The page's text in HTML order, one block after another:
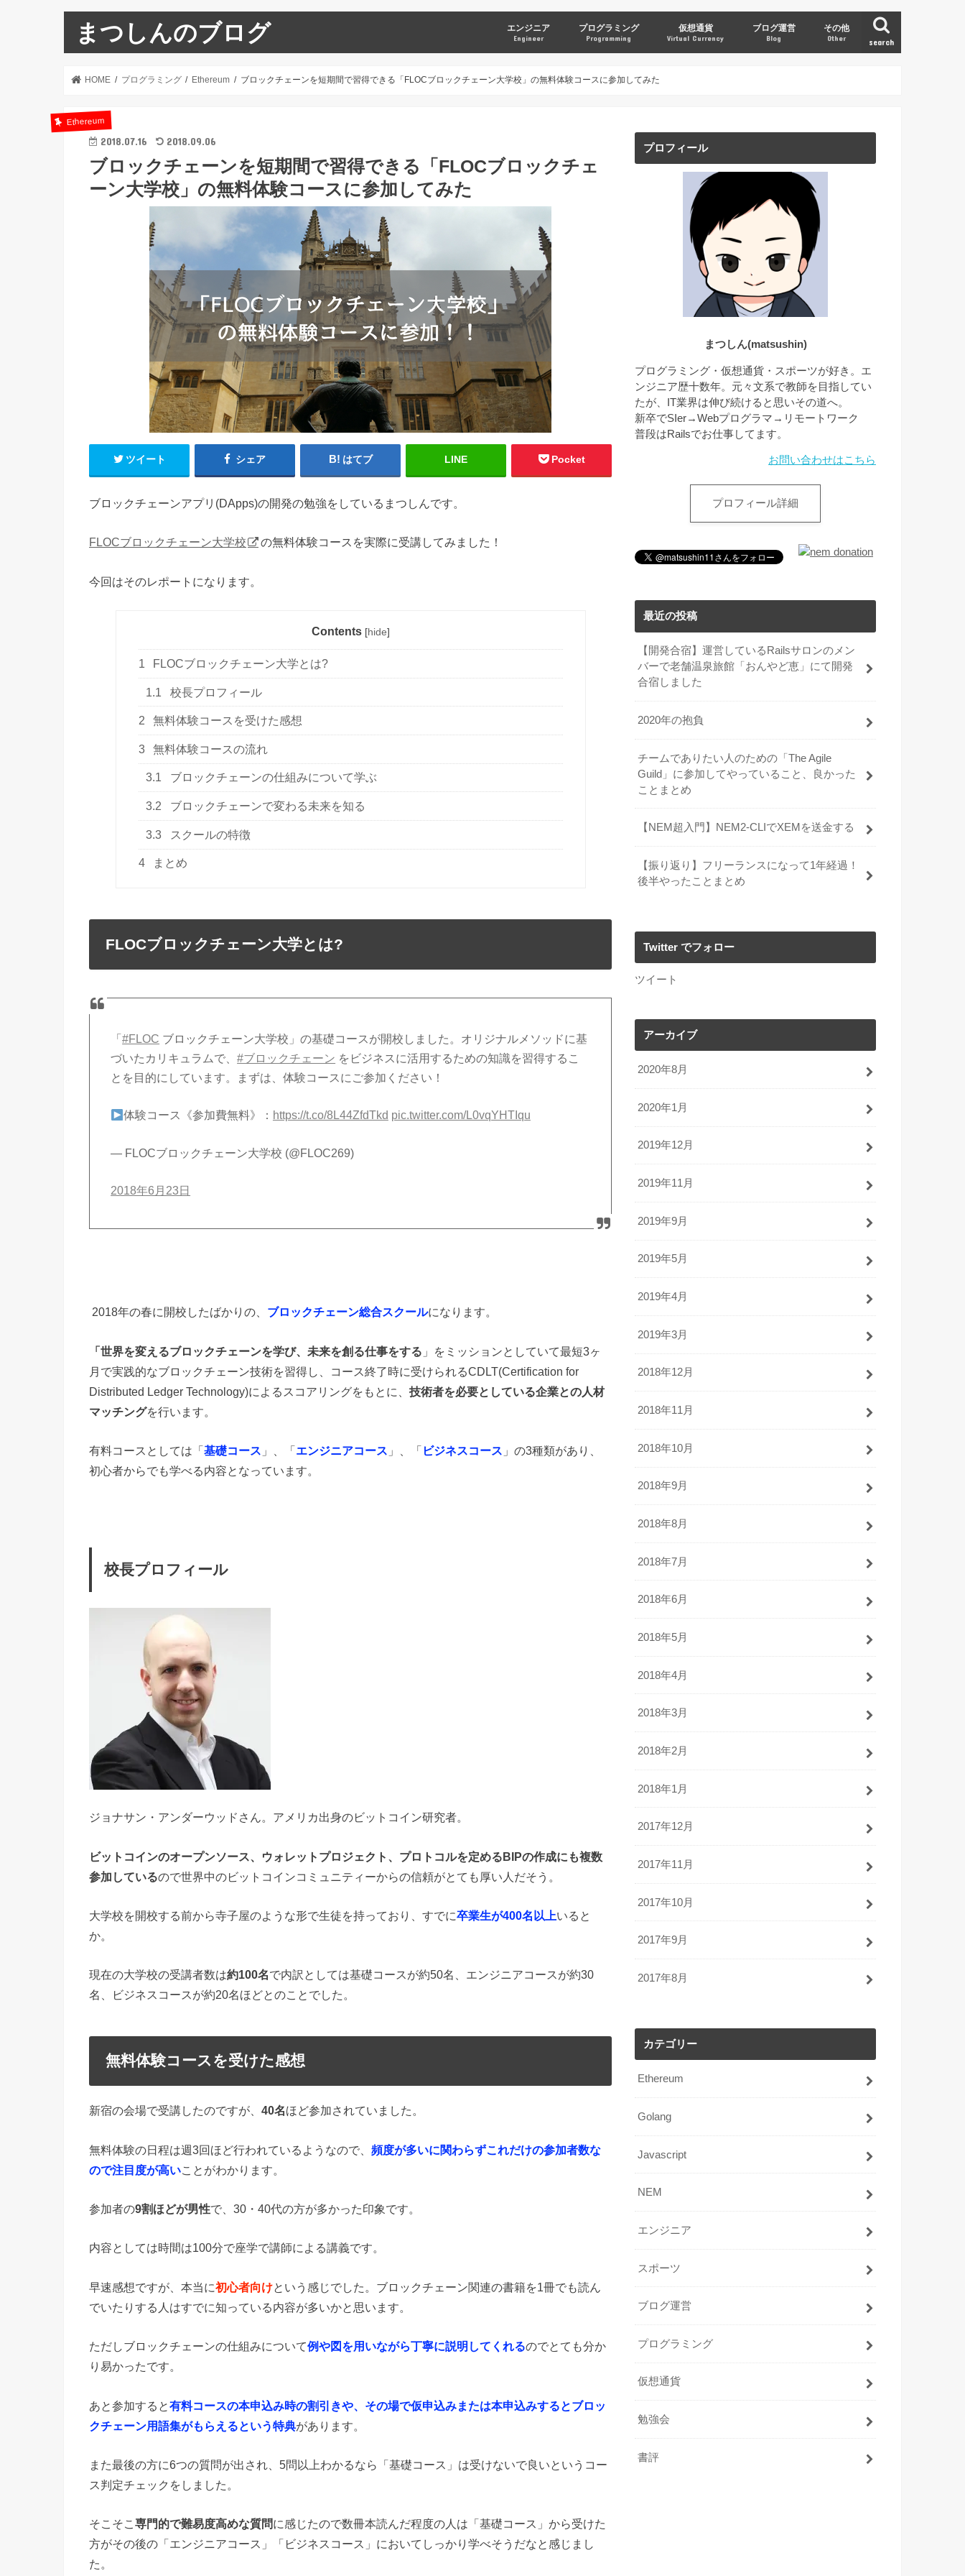
まつしんのブログ search
エンジニア
Engineer
プログラミング
Programming
仮想通貨
Virtual Currency
ブログ運営
Blog
その他
Other
HOME プログラミング Ethereum ブロックチェーンを短期間で習得できる「FLOCブロックチェーン大学校」の無料体験コースに参加してみた
Ethereum
2018.07.16 2018.09.06
ブロックチェーンを短期間で習得できる「FLOCブロックチェ
ーン大学校」の無料体験コースに参加してみた
ツイート シェア はてブ LINE Pocket
ブロックチェーンアプリ(DApps)の開発の勉強をしているまつしんです。
FLOCブロックチェーン大学校 の無料体験コースを実際に受講してみました！
今回はそのレポートになります。
Contents [hide]
1 FLOCブロックチェーン大学とは?
1.1 校長プロフィール
2 無料体験コースを受けた感想
3 無料体験コースの流れ
3.1 ブロックチェーンの仕組みについて学ぶ
3.2 ブロックチェーンで変わる未来を知る
3.3 スクールの特徴
4 まとめ
FLOCブロックチェーン大学とは?
「#FLOC ブロックチェーン大学校」の基礎コースが開校しました。オリジナルメソッドに基
づいたカリキュラムで、#ブロックチェーン をビジネスに活用するための知識を習得するこ
とを目的にしています。まずは、体験コースにご参加ください！
体験コース《参加費無料》： https://t.co/8L44ZfdTkd pic.twitter.com/L0vqYHTIqu
— FLOCブロックチェーン大学校 (@FLOC269)
2018年6月23日
2018年の春に開校したばかりの、 ブロックチェーン総合スクールになります。
「世界を変えるブロックチェーンを学び、未来を創る仕事をする 」をミッションとしていて最短3ヶ
月で実践的なブロックチェーン技術を習得し、コース終了時に受けられるCDLT(Certification for
Distributed Ledger Technology)によるスコアリングをもとに、 技術者を必要としている企業との人材
マッチングを行います。
有料コースとしては「基礎コース 」、「エンジニアコース 」、「 ビジネスコース 」の3種類があり、
初心者からでも学べる内容となっています。
校長プロフィール
ジョナサン・アンダーウッドさん。アメリカ出身のビットコイン研究者。
ビットコインのオープンソース、ウォレットプロジェクト、プロトコルを定めるBIPの作成にも複数
参加しているので世界中のビットコインコミュニティーからの信頼がとても厚い人だそう。
大学校を開校する前から寺子屋のような形で生徒を持っており、すでに卒業生が400名以上いると
か。
現在の大学校の受講者数は約100名で内訳としては基礎コースが約50名、エンジニアコースが約30
名、ビジネスコースが約20名ほどとのことでした。
無料体験コースを受けた感想
新宿の会場で受講したのですが、 40名ほど参加されていました。
無料体験の日程は週3回ほど行われているようなので、 頻度が多いに関わらずこれだけの参加者数な
ので注目度が高いことがわかります。
参加者の9割ほどが男性で、30・40代の方が多かった印象です。
内容としては時間は100分で座学で講師による講義です。
早速感想ですが、本当に初心者向けという感じでした。ブロックチェーン関連の書籍を1冊でも読ん
でいたりする人はすでに知っている内容が多いかと思います。
ただしブロックチェーンの仕組みについて例や図を用いながら丁寧に説明してくれるのでとても分か
り易かったです。
あと参加すると有料コースの本申込み時の割引きや、その場で仮申込みまたは本申込みするとブロッ
クチェーン用語集がもらえるという特典があります。
また最後の方に6つの質問が出され、5問以上わかるなら「基礎コース」は受けないで良いというコー
ス判定チェックをしました。
そこそこ 専門的で難易度高めな質問に感じたので数冊本読んだ程度の人は「基礎コース」から受けた
方がその後の「エンジニアコース」「ビジネスコース」においてしっかり学べそうだなと感じまし
た。
プロフィール
まつしん(matsushin)
プログラミング・仮想通貨・スポーツが好き。エ
ンジニア歴十数年。元々文系で教師を目指してい
たが、IT業界は伸び続けると思いその道へ。
新卒でSIer→Webプログラマ→リモートワーク
普段はRailsでお仕事してます。
お問い合わせはこちら
プロフィール詳細
最近の投稿
【開発合宿】運営しているRailsサロンのメン
バーで老舗温泉旅館「おんやど恵」にて開発
合宿しました
2020年の抱負
チームでありたい人のための「The Agile
Guild」に参加してやっていること、良かった
ことまとめ
【NEM超入門】NEM2-CLIでXEMを送金する
【振り返り】フリーランスになって1年経過！
後半やったことまとめ
Twitter でフォロー
ツイート
アーカイブ
2020年8月
2020年1月
2019年12月
2019年11月
2019年9月
2019年5月
2019年4月
2019年3月
2018年12月
2018年11月
2018年10月
2018年9月
2018年8月
2018年7月
2018年6月
2018年5月
2018年4月
2018年3月
2018年2月
2018年1月
2017年12月
2017年11月
2017年10月
2017年9月
2017年8月
カテゴリー
Ethereum
Golang
Javascript
NEM
エンジニア
スポーツ
ブログ運営
プログラミング
仮想通貨
勉強会
書評